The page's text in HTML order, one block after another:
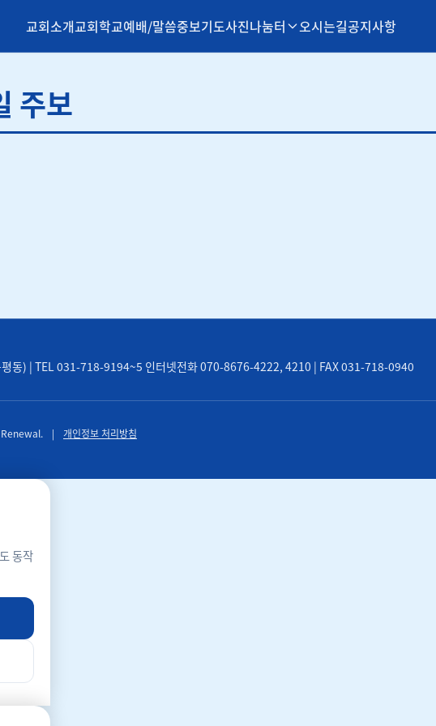
교회소개교회학교예배/말씀중보기도사진나눔터 오시는길공지사항
주보
평동) | TEL 031-718-9194~5 인터넷전화 070-8676-4222, 4210 | FAX 031-718-0940
| 개인정보 처리방침
동작